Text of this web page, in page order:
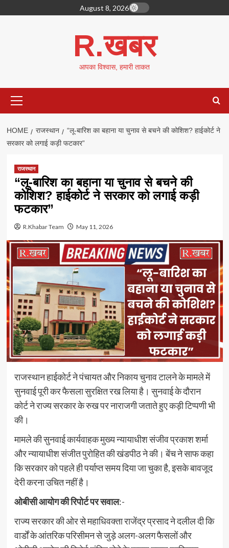
to
August 8, 2026
R.खबर
आपका विश्वास, हमारी ताकत
Menu
HOME राजस्थान
“लू-बारिश का बहाना या चुनाव से बचने की कोशिश? हाईकोर्ट ने
सरकार को लगाई कड़ी फटकार”
राजस्थान
“लू-बारिश का बहाना या चुनाव से बचने की
कोशिश? हाईकोर्ट ने सरकार को लगाई कड़ी
फटकार”
R.Khabar Team May 11, 2026
राजस्थान हाईकोर्ट ने पंचायत और निकाय चुनाव टालने के मामले में
सुनवाई पूरी कर फैसला सुरक्षित रख लिया है। सुनवाई के दौरान
कोर्ट ने राज्य सरकार के रुख पर नाराजगी जताते हुए कड़ी टिप्पणी भी
की।
मामले की सुनवाई कार्यवाहक मुख्य न्यायाधीश संजीव प्रकाश शर्मा
और न्यायाधीश संजीत पुरोहित की खंडपीठ ने की। बेंच ने साफ कहा
कि सरकार को पहले ही पर्याप्त समय दिया जा चुका है, इसके बावजूद
देरी करना उचित नहीं है।
ओबीसी आयोग की रिपोर्ट पर सवाल:-
राज्य सरकार की ओर से महाधिवक्ता राजेंद्र प्रसाद ने दलील दी कि
वार्डों के आंतरिक परिसीमन से जुड़े अलग-अलग फैसलों और